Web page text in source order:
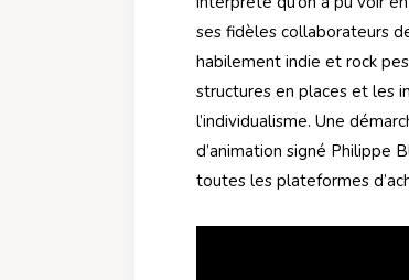
ses fidèles collaborateurs
habilement indie et rock
structures en places et les
l’individualisme. Une
d’animation signé Philippe
toutes les plateformes